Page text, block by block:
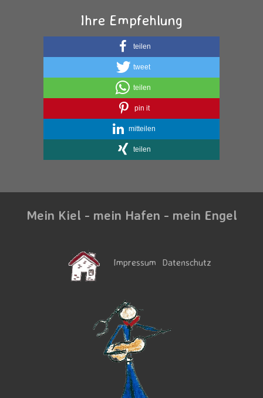
Ihre Empfehlung
teilen
tweet
teilen
pin it
mitteilen
teilen
Mein Kiel - mein Hafen - mein Engel
Impressum Datenschutz